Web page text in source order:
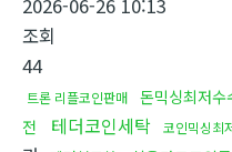
2026-06-26 10:13
조회
44
트론 리플코인판매 돈믹싱최저수
전
테더코인세탁 코인믹싱최